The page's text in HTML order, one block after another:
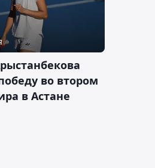
во втором
в Астане